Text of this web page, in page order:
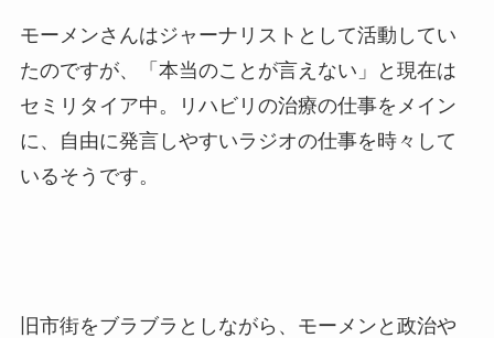
モーメンさんはジャーナリストとして活動してい
たのですが、「本当のことが言えない」と現在は
セミリタイア中。リハビリの治療の仕事をメイン
に、自由に発言しやすいラジオの仕事を時々して
いるそうです。
旧市街をブラブラとしながら、モーメンと政治や